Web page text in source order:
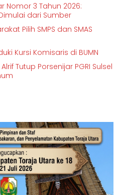
Nomor 3 Tahun 2026:
dari Sumber
Pilih SMPS dan SMAS
Kursi Komisaris di BUMN
Tutup Porsenijar PGRI Sulsel